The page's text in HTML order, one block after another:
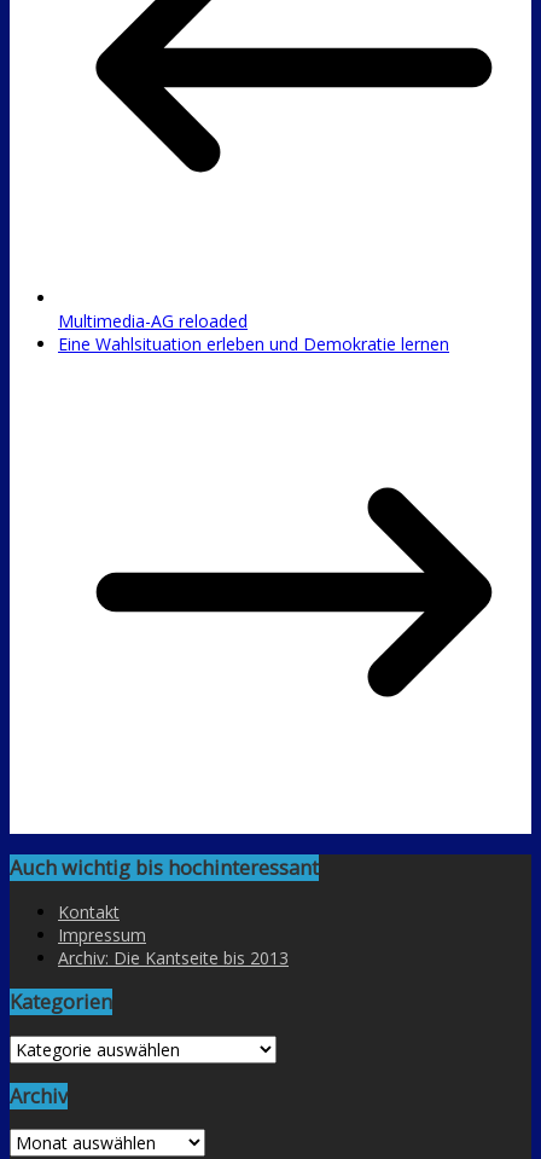
Multimedia-AG reloaded
Eine Wahlsituation erleben und Demokratie lernen
Auch wichtig bis hochinteressant
Kontakt
Impressum
Archiv: Die Kantseite bis 2013
Kategorien
Kategorien
Archiv
Archiv